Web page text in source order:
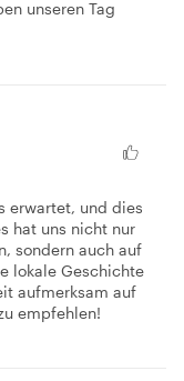
unseren Tag
erwartet, und dies
hat uns nicht nur
sondern auch auf
lokale Geschichte
aufmerksam auf
empfehlen!